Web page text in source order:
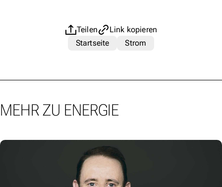
Teilen
Link kopieren
Startseite
Strom
MEHR ZU ENERGIE